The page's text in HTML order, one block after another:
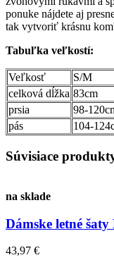
ponuke nájdete aj
tak vytvoriť krásnu
Tabuľka veľkostí:
Veľkosť S/M
celková dĺžka 83cm
prsia
98-
pás
104-
Súvisiace
na sklade
Dámske letné
43,97 €